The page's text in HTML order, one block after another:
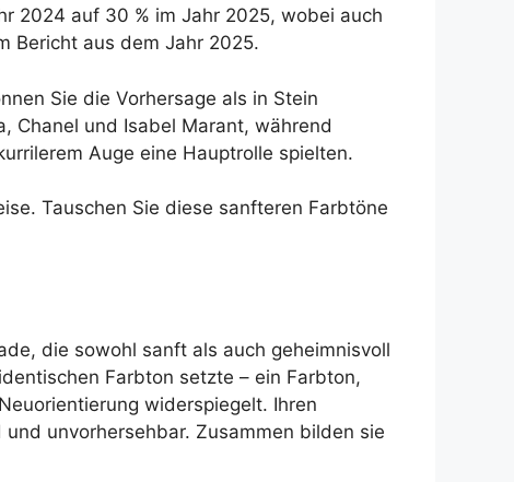
2024 auf 30 % im Jahr 2025, wobei auch
Bericht aus dem Jahr 2025.
Sie die Vorhersage als in Stein
Chanel und Isabel Marant, während
Auge eine Hauptrolle spielten.
Tauschen Sie diese sanfteren Farbtöne
die sowohl sanft als auch geheimnisvoll
Farbton setzte – ein Farbton,
widerspiegelt. Ihren
unvorhersehbar. Zusammen bilden sie